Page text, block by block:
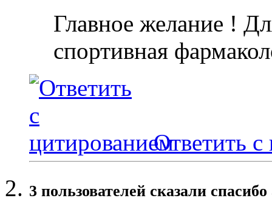
Главное желание !
спортивная
Ответить с
3 пользователей сказали